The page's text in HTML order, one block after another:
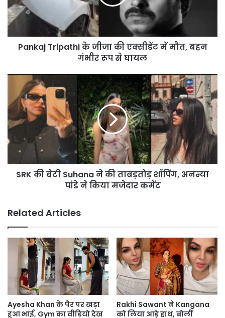
एक्सीडेंट
में
मौत,
बहन
गंभीर
घायल
Pankaj Tripathi के जीजा की एक्सीडेंट में मौत, बहन
गंभीर रूप से घायल
बेटी
Suhana
ने
की
ताबड़तोड़
शॉपिंग,
अनन्या
कमेंट
SRK की बेटी Suhana ने की ताबड़तोड़ शॉपिंग, अनन्या
पांडे ने किया मजेदार कमेंट
Related Articles
Ayesha Khan के पैर पर खड़ा
हुआ भाई, Gym का वीडियो देख
Rakhi Sawant ने Kangana
को लिया आड़े हाथ, बोलीं